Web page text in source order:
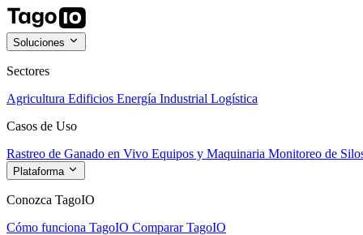
Soluciones
Sectores
Agricultura Edificios Energía Industrial Logística
Casos de Uso
Rastreo de Ganado en Vivo Equipos y Maquinaria Monitoreo de
Plataforma
Conozca TagoIO
Cómo funciona TagoIO Comparar TagoIO